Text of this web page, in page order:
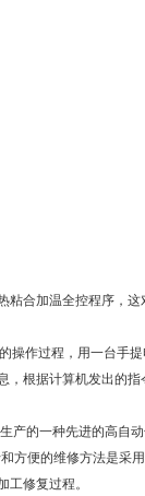
合加温全控程序，这
操作过程，用一台手
，根据计算机发出的
产的一种先进的高自
方便的维修方法是采
修复过程。